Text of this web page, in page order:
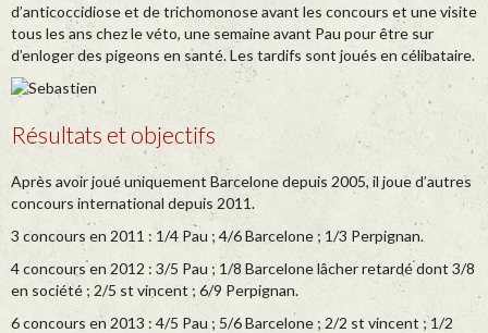
d’anticoccidiose et de trichomonose avant les concours et une visite
tous les ans chez le véto, une semaine avant Pau pour être sur
d’enloger des pigeons en santé. Les tardifs sont joués en célibataire.
Résultats et objectifs
Après avoir joué uniquement Barcelone depuis 2005, il joue d’autres
concours international depuis 2011.
3 concours en 2011 : 1/4 Pau ; 4/6 Barcelone ; 1/3 Perpignan.
4 concours en 2012 : 3/5 Pau ; 1/8 Barcelone lâcher retardé dont 3/8
en société ; 2/5 st vincent ; 6/9 Perpignan.
6 concours en 2013 : 4/5 Pau ; 5/6 Barcelone ; 2/2 st vincent ; 1/2